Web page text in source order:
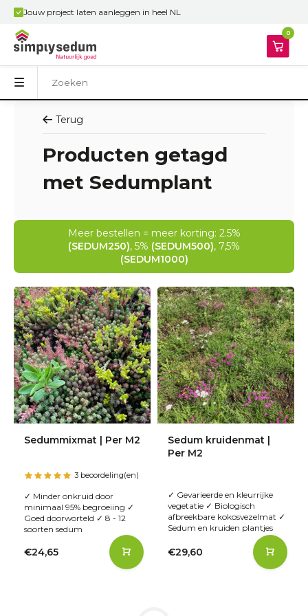
Jouw project laten aanleggen in heel NL
0
Terug
Producten getagd
met Sedumplant
Meer bestellen = meer korting: 2.5%
(SEDUM250), 5% (SEDUM500), 7,5%
(SEDUM1000)
Sedummixmat | Per M2
3 beoordeling(en)
✓ Minder onkruid door
minimaal 95% begroeiing ✓
Goed doorworteld ✓ 8 - 12
soorten sedum
€24,65
Sedum kruidenmat |
Per M2
✓ Gevarieerde en kleurrijke
vegetatie ✓ Biologisch
afbreekbare kokosvezelmat ✓
Sedum en kruiden plantjes
€29,60